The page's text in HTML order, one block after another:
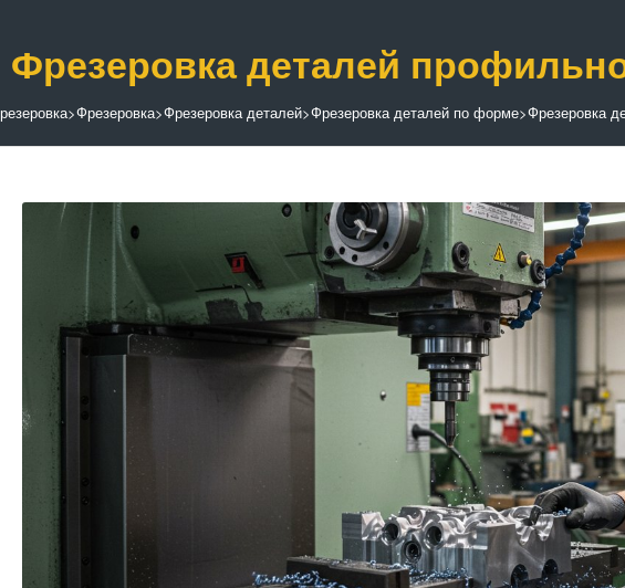
Фрезеровка деталей
>Фрезеровка>Фрезеровка деталей>Фрезеровка деталей по форме>Фрезеровка